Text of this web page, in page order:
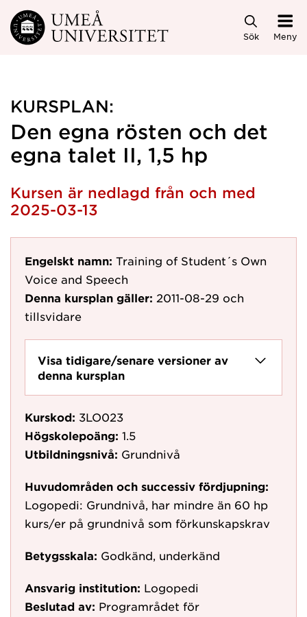
Hoppa direkt till innehållet
Sök Meny
KURSPLAN:
Den egna rösten och det
egna talet II, 1,5 hp
Kursen är nedlagd från och med
2025-03-13
Engelskt namn: Training of Student´s Own
Voice and Speech
Denna kursplan gäller: 2011-08-29 och
tillsvidare
Visa tidigare/senare versioner av
denna kursplan
Kurskod: 3LO023
Högskolepoäng: 1.5
Utbildningsnivå: Grundnivå
Huvudområden och successiv fördjupning:
Logopedi: Grundnivå, har mindre än 60 hp
kurs/er på grundnivå som förkunskapskrav
Betygsskala: Godkänd, underkänd
Ansvarig institution: Logopedi
Beslutad av: Programrådet för